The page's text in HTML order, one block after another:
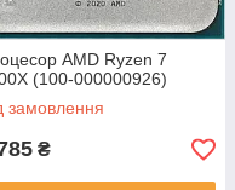
AMD Ryzen 7
(100-000000926)
замовлення
₴